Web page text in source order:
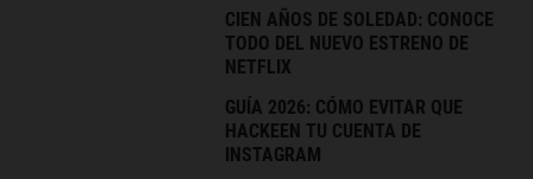
CIEN AÑOS DE SOLEDAD: CONOCE
TODO DEL NUEVO ESTRENO DE
NETFLIX
GUÍA 2026: CÓMO EVITAR QUE
HACKEEN TU CUENTA DE
INSTAGRAM